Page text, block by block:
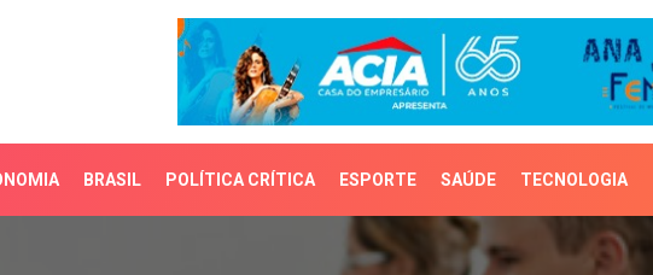
BRASIL POLÍTICA CRÍTICA ESPORTE SAÚDE TECNOLOGIA
seletivo de estágio